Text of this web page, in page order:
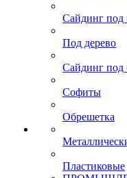
Сайдинг под
Под дерево
Сайдинг под
Софиты
Обрешетка
Пластиковые